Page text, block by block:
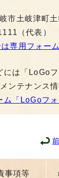
市土岐津町土
（代表）
専用フォー
には「LoGo
ンテナンス
ム「LoGoフ
事項等